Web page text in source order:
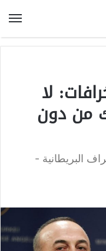
لا
من دون
البريطانية -